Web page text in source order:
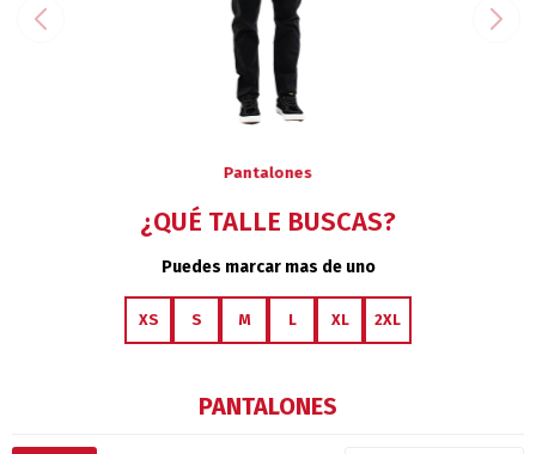
Pantalones
¿QUÉ TALLE BUSCAS?
Puedes marcar mas de uno
XS S M L XL 2XL
PANTALONES